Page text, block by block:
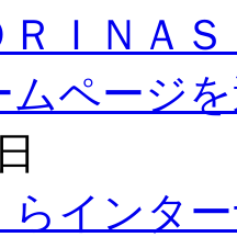
ＩＮＡ
ムページ
インター